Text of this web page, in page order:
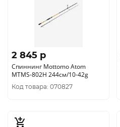
2 845 p
Спиннинг Mottomo Atom
MTMS-802H 244см/10-42g
Код товара: 070827